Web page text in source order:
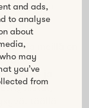
and ads,
to analyse
about
may
you’ve
from
jo paljon
ja meillä on
hallitus- ja
täällä